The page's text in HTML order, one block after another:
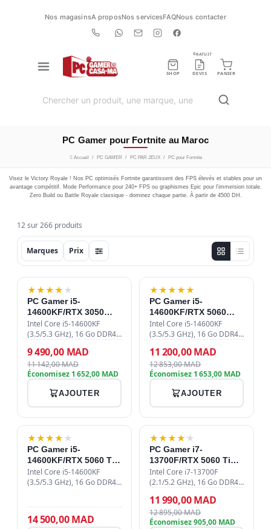
Nos magasinsA proposNos servicesFAQNous contacter
SHOP DEVIS
GRATUIT
PANIER
PC Gamer pour Fortnite au Maroc
Accueil PC GAMER PC PAR JEUX PC pour Fortnite
Visez le Victory Royale ! Nos PC optimisés Fortnite garantissent des FPS élevés et stables pour un
avantage compétitif. Mode Performance pour 240+ FPS ou graphismes Epic pour l'immersion totale.
Zero Build ou Battle Royale classique - dominez chaque partie. À partir de 4500 DH.
12 sur 266 produits
Marques Prix
★★★★ ★
PC Gamer i5-
14600KF/RTX 3050
6GB/16GB DDR4/1TB
SSD
Intel Core i5-14600KF
(3.5/5.3 GHz), 16 Go DDR4
NVMe Samsung PM9C1 1
To PCIe 4.0, GIGABYTE
GeForce RTX 3050
9 490,00 MAD
11 142,00 MAD
Économisez 1 652,00 MAD
AJOUTER
★★★★★
PC Gamer i5-
14600KF/RTX 5060
8GB/16GB DDR4/1TB
SSD
Intel Core i5-14600KF
(3.5/5.3 GHz), 16 Go DDR4
PCIe 4.0, RTX 5060 8 Go,
watercooling 240mm ARGB,
alimentation 750W 80+
11 200,00 MAD
12 853,00 MAD
Économisez 1 653,00 MAD
AJOUTER
★★★★ ★
PC Gamer i5-
14600KF/RTX 5060 Ti
16GB/16GB DDR4/1TB
SSD
Intel Core i5-14600KF
(3.5/5.3 GHz), 16 Go DDR4
240mm ARGB, alimentation
14 500,00 MAD
★★★★ ★
PC Gamer i7-
13700F/RTX 5060 Ti
8GB/16GB
DDR4/512GB SSD
Intel Core i7-13700F
(2.1/5.2 GHz), 16 Go DDR4
Go Gen4, MSI RTX 5060 Ti 8
Go Ventus 2X OC Plus, MSI
MAG Core Frozr AA13
11 990,00 MAD
12 895,00 MAD
Économisez 905,00 MAD